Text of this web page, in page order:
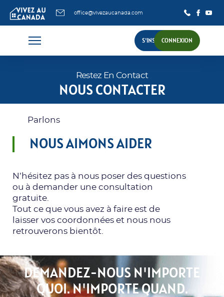
office@vivezaucanada.com
S'INSCRIRECONNEXION
Restez En Contact
NOUS CONTACTER
Parlons
NOUS AIMONS AIDER
N’hésitez pas à nous poser des questions
ou à demander une consultation
gratuite.
Tout ce que vous avez à faire est de
laisser vos coordonnées et nous nous
retrouverons bientôt.
DEMANDEZ-NOUS N'IMPORTE
QUOI. N'IMPORTE QUAND.